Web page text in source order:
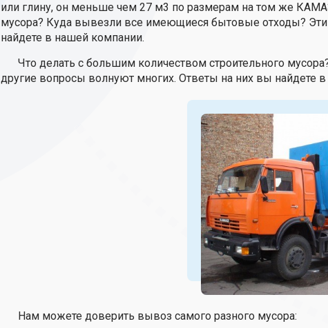
или глину, он меньше чем 27 м3 по размерам на том же
мусора? Куда вывезли все имеющиеся бытовые отходы?
найдете в нашей компании.
Что делать с большим количеством строительного
другие вопросы волнуют многих. Ответы на них вы найдете
Нам можете доверить вывоз самого разного мусора: